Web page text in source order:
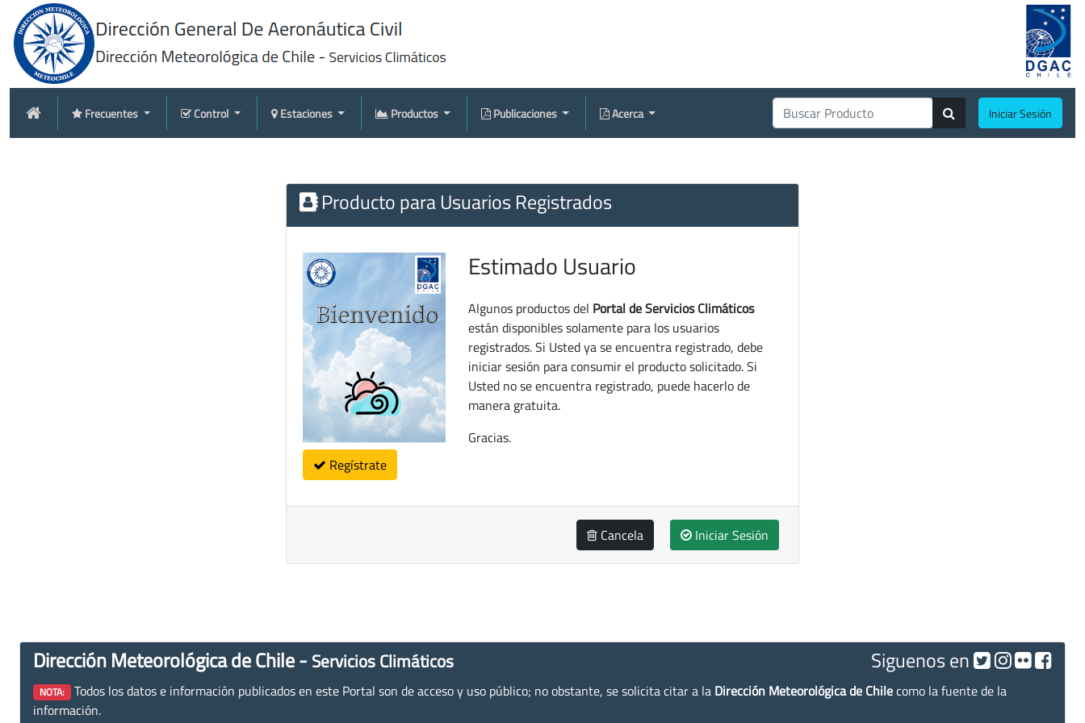
Frecuentes Control Estaciones Productos Publicaciones Acerca Iniciar Sesión
Producto para Usuarios Registrados
Regístrate
Estimado Usuario
Algunos productos del Portal de Servicios Climáticos
están disponibles solamente para los usuarios
registrados. Si Usted ya se encuentra registrado, debe
iniciar sesión para consumir el producto solicitado. Si
Usted no se encuentra registrado, puede hacerlo de
manera gratuita.
Gracias.
Cancela Iniciar Sesión
Dirección Meteorológica de Chile - Servicios Climáticos Siguenos en
NOTA: Todos los datos e información publicados en este Portal son de acceso y uso público; no obstante, se solicita citar a la Dirección Meteorológica de Chilecomo la fuente de la
información.